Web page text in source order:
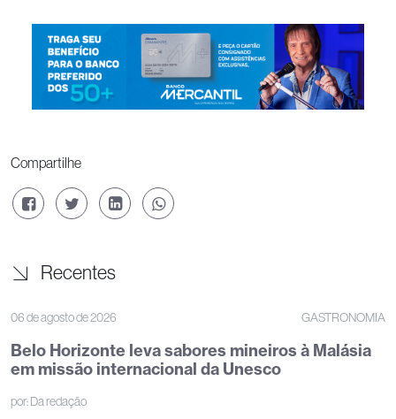
Compartilhe
Recentes
06 de agosto de 2026 GASTRONOMIA
Belo Horizonte leva sabores mineiros à Malásia
em missão internacional da Unesco
por:Da redação